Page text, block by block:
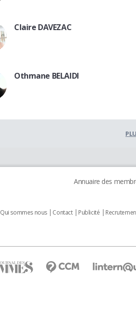
Claire DAVEZAC
Othmane BELAIDI
Annuaire des
Qui sommes nous Contact Publicité